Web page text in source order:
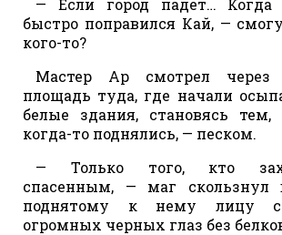
быстро поправился Кай, —
кого-то?
Мастер Ар смотрел через
площадь туда, где начали
белые здания, становясь
когда-то поднялись, — песком.
— Только того, кто
спасенным, — маг скользнул
поднятому к нему лицу с
огромных черных глаз без